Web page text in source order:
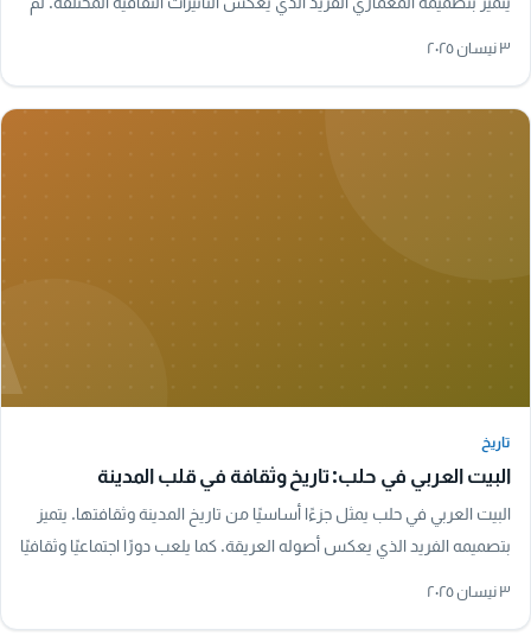
٣ نيسان ٢٠٢٥
تاريخ
البيت العربي في حلب: تاريخ وثقافة في قلب المدينة
البيت العربي في حلب يمثل جزءًا أساسيًا من تاريخ المدينة وثقافتها. يتميز
بتصميمه الفريد الذي يعكس أصوله العريقة. كما يلعب دورًا اجتماعيًا وثقافيًا
٣ نيسان ٢٠٢٥